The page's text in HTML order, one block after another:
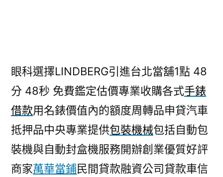
眼科選擇LINDBERG引進台北當舖1點 48
分 48秒 免費鑑定估價專業收購各式手錶
借款用名錶價值內的額度周轉品申貸汽車
抵押品中央專業提供包裝機械包括自動包
裝機與自動封盒機服務開辦創業優質好評
商家萬華當鋪民間貸款融資公司貸款車信